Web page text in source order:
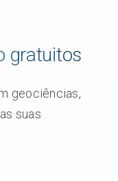
gratuitos
geociências,
suas